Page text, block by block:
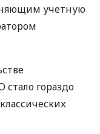
учетную
гораздо